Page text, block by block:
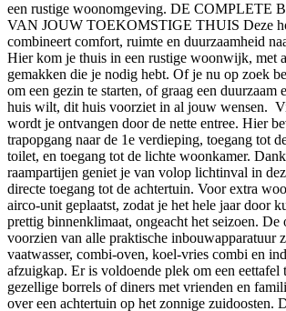
een rustige woonomgeving. DE COMPLETE
VAN JOUW TOEKOMSTIGE THUIS Deze
combineert comfort, ruimte en duurzaamheid
Hier kom je thuis in een rustige woonwijk, met
gemakken die je nodig hebt. Of je nu op zoek
om een gezin te starten, of graag een duurzaam
huis wilt, dit huis voorziet in al jouw wensen.
wordt je ontvangen door de nette entree. Hier
trapopgang naar de 1e verdieping, toegang tot
toilet, en toegang tot de lichte woonkamer.
raampartijen geniet je van volop lichtinval in
directe toegang tot de achtertuin. Voor extra
airco-unit geplaatst, zodat je het hele jaar door
prettig binnenklimaat, ongeacht het seizoen. De
voorzien van alle praktische inbouwapparatuur
vaatwasser, combi-oven, koel-vries combi en
afzuigkap. Er is voldoende plek om een eettafel
gezellige borrels of diners met vrienden en
over een achtertuin op het zonnige zuidoosten.